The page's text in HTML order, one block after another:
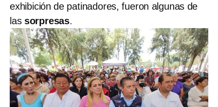
exhibición de patinadores, fueron algunas de
las sorpresas.